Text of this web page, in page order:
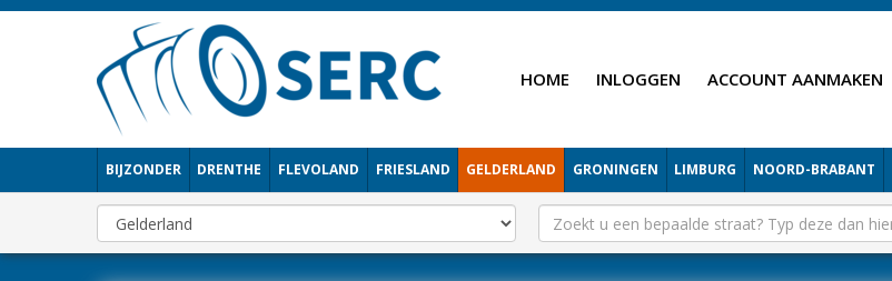
HOME INLOGGEN ACCOUNT AANMAKEN
BIJZONDER DRENTHE FLEVOLAND FRIESLAND GELDERLAND GRONINGEN LIMBURG NOORD-BRABANT